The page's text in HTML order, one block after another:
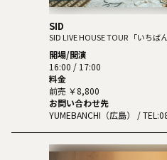
SID
SID LIVE HOUSE TOUR 「いちば
開場/開演
16:00 / 17:00
料金
前売 ￥8,800
お問い合わせ先
YUMEBANCHI（広島） /